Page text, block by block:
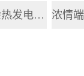
临沂罗庄永能余热发电有限公司开展2025年职工端午节主题活动